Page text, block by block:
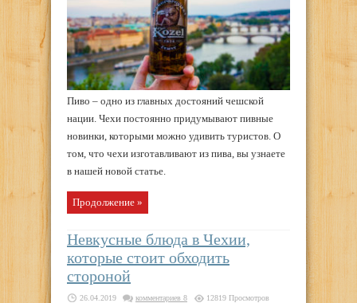
Пиво – одно из главных достояний чешской
нации. Чехи постоянно придумывают пивные
новинки, которыми можно удивить туристов. О
том, что чехи изготавливают из пива, вы узнаете
в нашей новой статье.
Продолжение »
Невкусные блюда в Чехии,
которые стоит обходить
стороной
26.04.2019 комментариев 8 12819 Просмотров